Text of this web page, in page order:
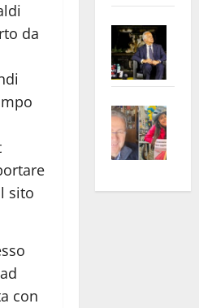
da
sito
con
euro
apre